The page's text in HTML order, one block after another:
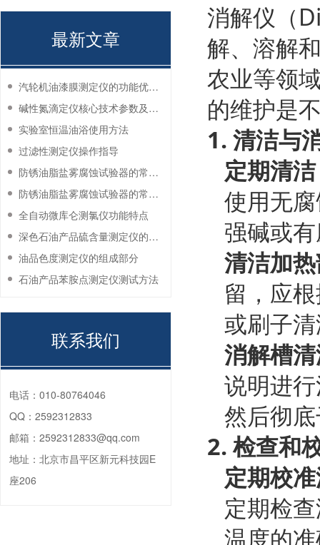
消解仪（
解、溶解
农业等领
的维护是
1. 清洁与
定期清
使用无
强碱或
清洁加
留，应
或刷子
消解槽
说明进
然后彻
2.检查和
定期校
定期检
温度的
最新文章
汽轮机油漆膜测定仪的功能优势有哪些？
碱性氮滴定仪核心技术参数及应用说明
实验室恒温油浴使用方法
过滤性测定仪操作指导
防锈油脂盐雾腐蚀试验器的常见故障与解决方法
防锈油脂盐雾腐蚀试验器的常见故障与解决方法
全自动微库仑测氯仪功能特点
深色石油产品硫含量测定仪的工作环境要求
油品色度测定仪的组成部分
石油产品苯胺点测定仪测试方法
联系我们
电话： 010-80764046
QQ： 2592312833
邮箱： 2592312833@qq.com
地址： 北京市昌平区新元科技园E
座206